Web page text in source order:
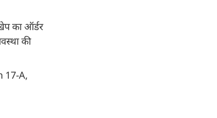
का ऑर्डर
की
17-A,